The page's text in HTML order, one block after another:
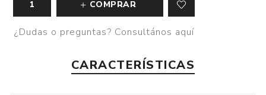
COMPRAR
¿Dudas o preguntas? Consultános aquí
CARACTERÍSTICAS